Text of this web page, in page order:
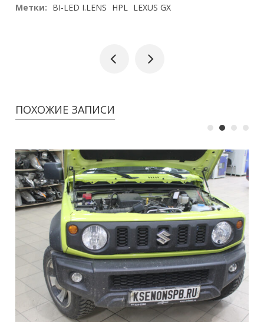
Метки: BI-LED I.LENS HPL LEXUS GX
ПОХОЖИЕ ЗАПИСИ